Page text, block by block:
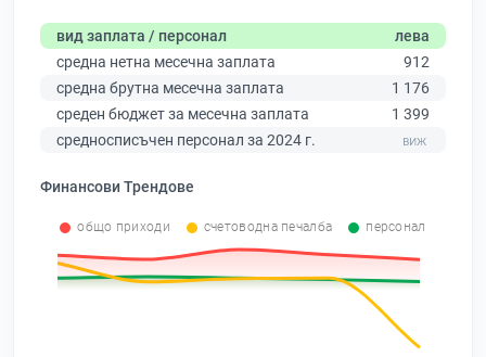
вид заплата / персонал
лева
средна нетна месечна заплата
912
средна брутна месечна заплата
1 176
среден бюджет за месечна заплата
1 399
средносписъчен персонал за 2024 г.
Финансови Трендове
общо приходи счетоводна печалба персонал